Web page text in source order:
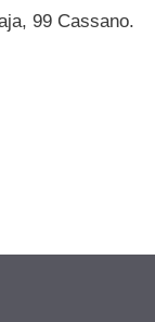
99 Cassano.